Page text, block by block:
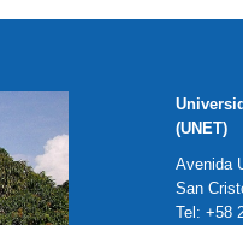
(UNET)
Avenida
San
Tel: +58